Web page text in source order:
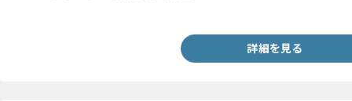
詳細を見る